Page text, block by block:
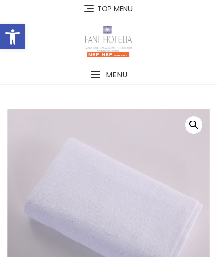
Open toolbar
content
TOP MENU
MENU